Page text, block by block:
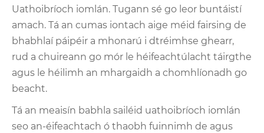
Uathoibríoch iomlán. Tugann sé go leor buntáistí
amach. Tá an cumas iontach aige méid fairsing de
bhabhlaí páipéir a mhonarú i dtréimhse ghearr,
rud a chuireann go mór le héifeachtúlacht táirgthe
agus le héilimh an mhargaidh a chomhlíonadh go
beacht.
Tá an meaisín babhla sailéid uathoibríoch iomlán
seo an-éifeachtach ó thaobh fuinnimh de agus